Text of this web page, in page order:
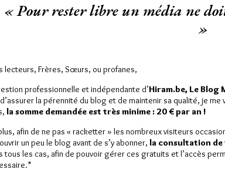
de
pour
« Pour rester libre un média ne
»
lecteurs, Frères, Sœurs, ou profanes,
professionnelle et indépendante d’Hiram.be, Le Blog
la pérennité du blog et de maintenir sa qualité, je
la somme demandée est très minime : 20 € par an !
afin de ne pas « racketter » les nombreux visiteurs
un peu le blog avant de s’y abonner, la consultation
tous les cas, afin de pouvoir gérer ces gratuits et l’accès